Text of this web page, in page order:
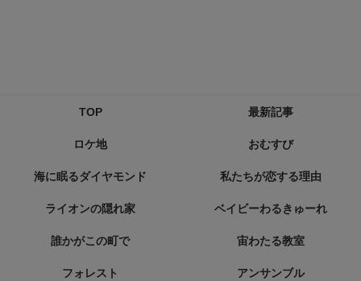
TOP 最新記事
ロケ地 おむすび
海に眠るダイヤモンド 私たちが恋する理由
ライオンの隠れ家 ベイビーわるきゅーれ
誰かがこの町で 宙わたる教室
フォレスト アンサンブル